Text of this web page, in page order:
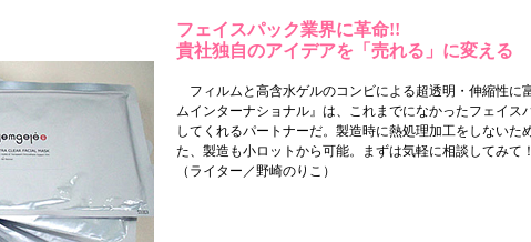
フェイスパック業界に革命!!
貴社独自のアイデアを「売れる」に変える
フィルムと高含水ゲルのコンビによる超透明・伸縮性に
ムインターナショナル』は、これまでになかったフェイス
してくれるパートナーだ。製造時に熱処理加工をしないた
た、製造も小ロットから可能。まずは気軽に相談してみて！
（ライター／野崎のりこ）